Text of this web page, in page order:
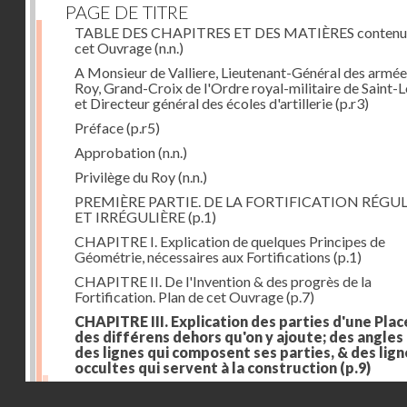
PAGE DE TITRE
TABLE DES CHAPITRES ET DES MATIÈRES
cet Ouvrage(n.n.)
A Monsieur de Valliere, Lieutenant-Général des
Roy, Grand-Croix de l'Ordre royal-militaire de Saint-
et Directeur général des écoles d'artillerie(p.r3)
Préface(p.r5)
Approbation(n.n.)
Privilège du Roy(n.n.)
PREMIÈRE PARTIE. DE LA FORTIFICATION
ET IRRÉGULIÈRE(p.1)
CHAPITRE I. Explication de quelques Principes de
Géométrie, nécessaires aux Fortifications (p.1)
CHAPITRE II. De l'Invention & des progrès de la
Fortification. Plan de cet Ouvrage(p.7)
CHAPITRE III. Explication des parties d'une
des différens dehors qu'on y ajoute; des angles
des lignes qui composent ses parties, & des
occultes qui servent à la construction (p.9)
Des lignes & des angles qui composent les parties